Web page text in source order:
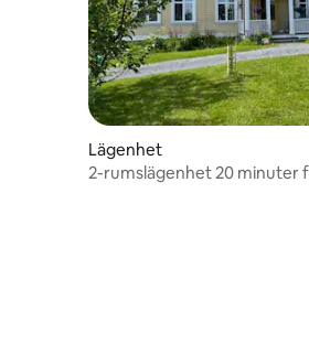
Lägenhet
2-rumslägenhet 20 minuter